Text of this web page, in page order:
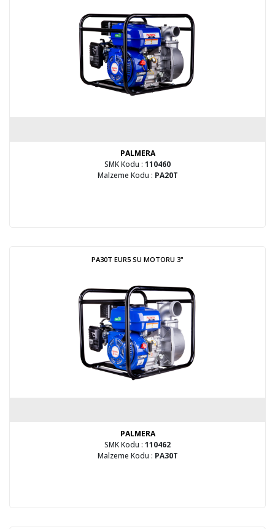
PALMERA
SMK Kodu : 110460
Malzeme Kodu : PA20T
PA30T EUR5 SU MOTORU 3"
PALMERA
SMK Kodu : 110462
Malzeme Kodu : PA30T